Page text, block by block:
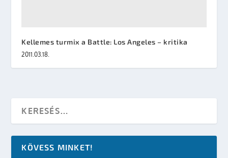
Kellemes turmix a Battle: Los Angeles – kritika
2011.03.18.
KÖVESS MINKET!